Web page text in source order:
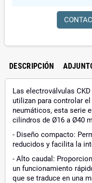
DESCRIPCIÓN
Las electroválvulas
utilizan para controlar
neumáticos, esta serie
cilindros de Ø16 a Ø40
- Diseño compacto:
reducidos y facilita la
- Alto caudal:
un funcionamiento
que se traduce en una